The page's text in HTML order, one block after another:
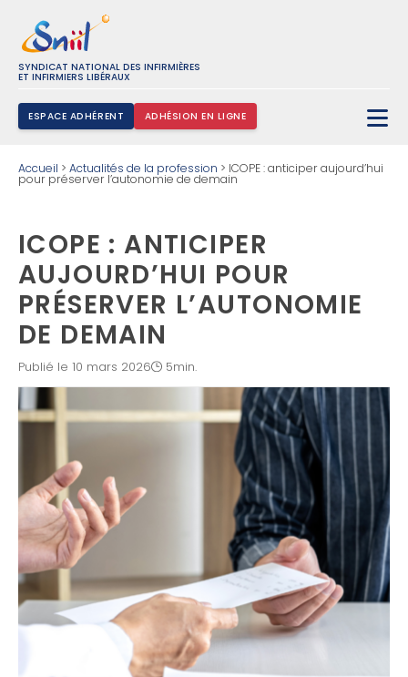
SYNDICAT NATIONAL DES INFIRMIÈRES
ET INFIRMIERS LIBÉRAUX
ESPACE ADHÉRENT ADHÉSION EN LIGNE
Accueil > Actualités de la profession > ICOPE : anticiper aujourd’hui
pour préserver l’autonomie de demain
ICOPE : ANTICIPER
AUJOURD’HUI POUR
PRÉSERVER L’AUTONOMIE
DE DEMAIN
Publié le 10 mars 2026 5min.